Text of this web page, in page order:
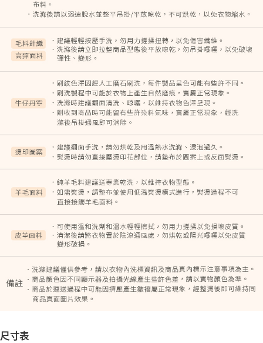
尺寸表